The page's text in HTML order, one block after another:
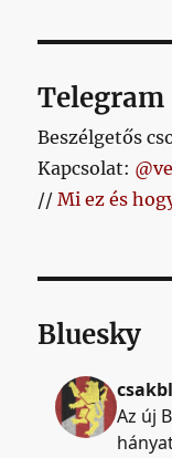
Telegram
Beszélgetős
Kapcsolat:
//Mi ez és
Bluesky